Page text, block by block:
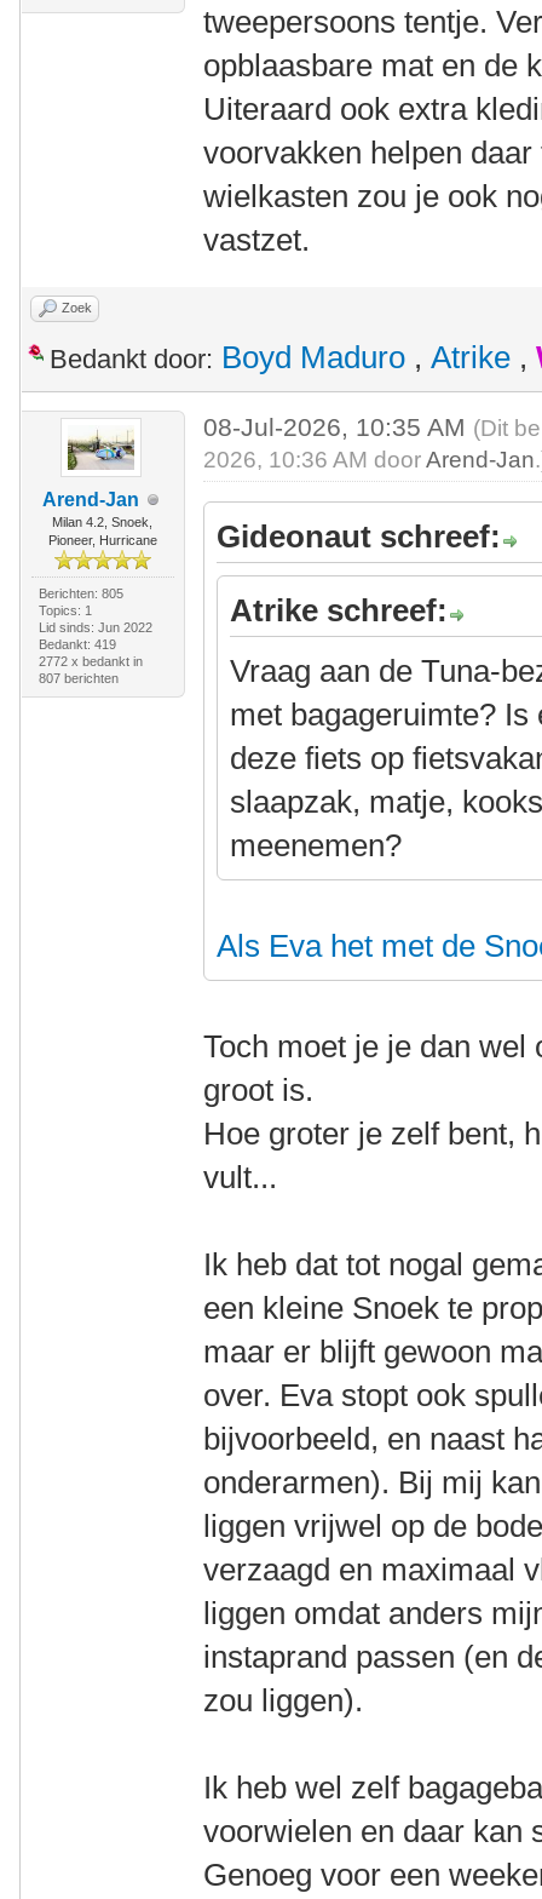
tweepersoons tentje.
opblaasbare mat en de
Uiteraard ook extra
voorvakken helpen
wielkasten zou je ook
vastzet.
Zoek
Bedankt door: Boyd Maduro , Atrike ,
Arend-Jan
Milan 4.2, Snoek,
Pioneer, Hurricane
Berichten: 805
Topics: 1
Lid sinds: Jun 2022
Bedankt: 419
2772 x bedankt in
807 berichten
08-Jul-2026, 10:35 AM (Dit
2026, 10:36 AM doorArend-Jan
Gideonaut schreef:
Atrike schreef:
Vraag aan de Tuna-
met bagageruimte?
deze fiets op
slaapzak, matje,
meenemen?
Als Eva het met de
Toch moet je je dan
groot is.
Hoe groter je zelf bent,
vult...
Ik heb dat tot nogal
een kleine Snoek te
maar er blijft gewoon
over. Eva stopt ook
bijvoorbeeld, en naast
onderarmen). Bij mij
liggen vrijwel op de
verzaagd en maximaal
liggen omdat anders
instaprand passen (en
zou liggen).
Ik heb wel zelf
voorwielen en daar kan
Genoeg voor een